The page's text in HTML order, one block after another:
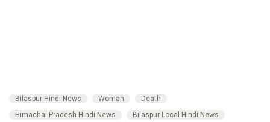
Bilaspur Hindi News Woman
Death
Himachal Pradesh Hindi News
Bilaspur Local Hindi News